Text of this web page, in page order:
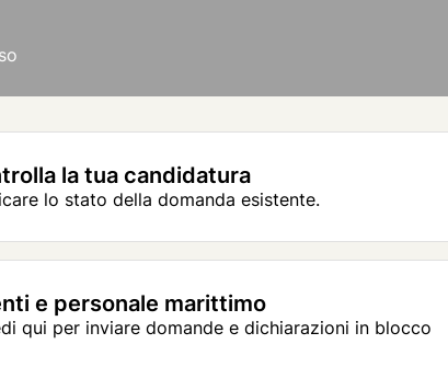
la tua candidatura
lo stato della domanda esistente.
e personale marittimo
qui per inviare domande e dichiarazioni in blocco